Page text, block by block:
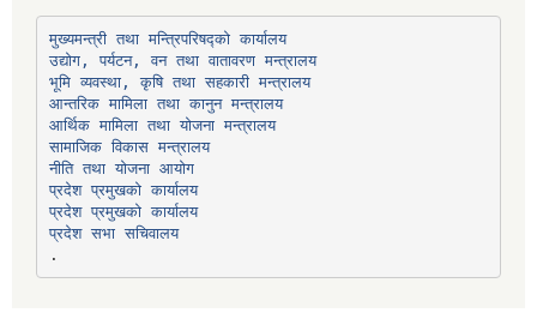
मुख्यमन्त्री तथा मन्त्रिपरिषद्को कार्यालय
उद्योग, पर्यटन, वन तथा वातावरण मन्त्रालय
भूमि व्यवस्था, कृषि तथा सहकारी मन्त्रालय
आन्तरिक मामिला तथा कानुन मन्त्रालय
आर्थिक मामिला तथा योजना मन्त्रालय
सामाजिक विकास मन्त्रालय
नीति तथा योजना आयोग
प्रदेश प्रमुखको कार्यालय
प्रदेश प्रमुखको कार्यालय
प्रदेश सभा सचिवालय